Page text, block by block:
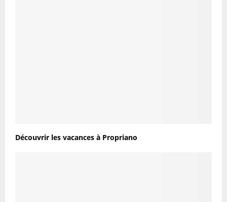
Découvrir les vacances à Propriano